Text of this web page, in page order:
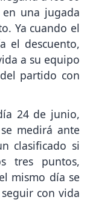
una jugada
Ya cuando el
el descuento,
a su equipo
partido con
24 de junio,
medirá ante
clasificado si
tres puntos,
mismo día se
con vida